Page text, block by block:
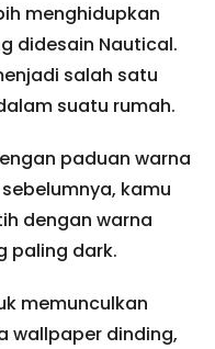
menghidupkan
didesain Nautical.
salah satu
suatu rumah.
paduan warna
kamu
dengan warna
paling dark.
memunculkan
wallpaper dinding,